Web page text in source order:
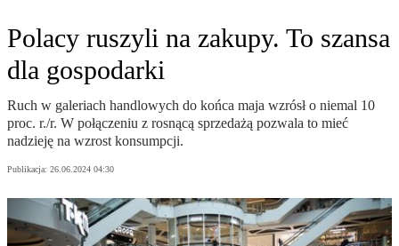
Polacy ruszyli na zakupy. To szansa
dla gospodarki
Ruch w galeriach handlowych do końca maja wzrósł o niemal 10
proc. r./r. W połączeniu z rosnącą sprzedażą pozwala to mieć
nadzieję na wzrost konsumpcji.
Publikacja: 26.06.2024 04:30